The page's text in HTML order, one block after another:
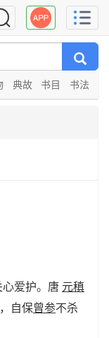
典故 书目 书法
爱护。唐 元稹
自保曾参不杀